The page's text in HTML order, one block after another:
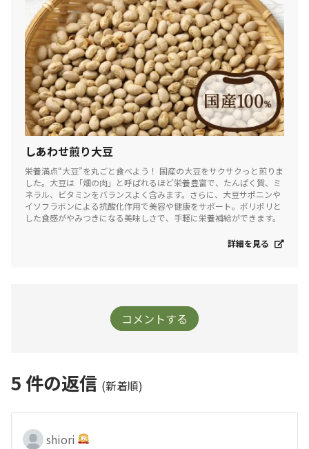
しあわせ煎り大豆
栄養満点“大豆”を丸ごと食べよう！ 国産の大豆をサクサクっと煎りま
した。大豆は「畑の肉」と呼ばれるほど栄養豊富で、たんぱく質、ミ
ネラル、ビタミンをバランスよく含みます。さらに、大豆サポニンや
イソフラボンによる抗酸化作用で美容や健康をサポート。ポリポリと
した食感がやみつきになる美味しさで、手軽に栄養補給ができます。
詳細を見る
コメントする
5 件の返信 (新着順)
shiori